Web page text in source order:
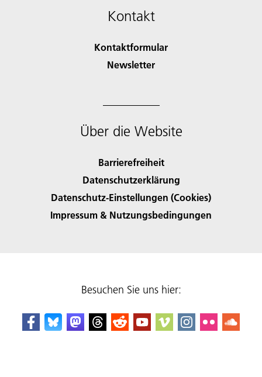
Kontakt
Kontaktformular
Newsletter
Über die Website
Barrierefreiheit
Datenschutzerklärung
Datenschutz-Einstellungen (Cookies)
Impressum & Nutzungsbedingungen
Besuchen Sie uns hier: